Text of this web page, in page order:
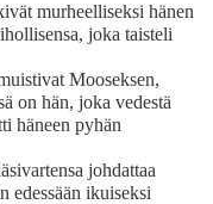
murheelliseksi hänen
joka taisteli
Mooseksen,
on hän, joka vedestä
häneen pyhän
johdattaa
edessään ikuiseksi